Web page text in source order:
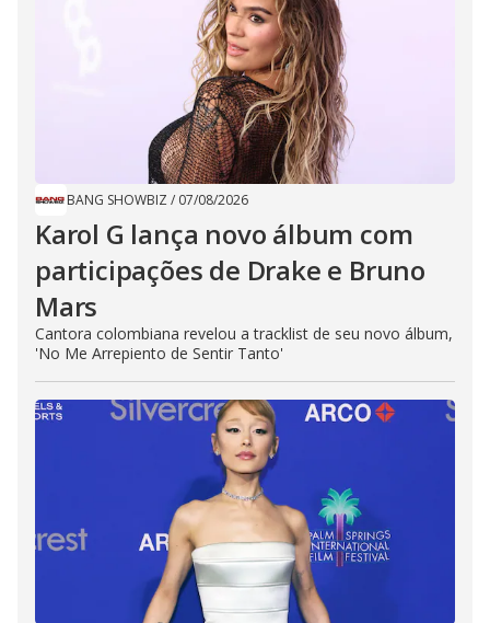
BANG SHOWBIZ / 07/08/2026
Karol G lança novo álbum com
participações de Drake e Bruno
Mars
Cantora colombiana revelou a ​tracklist de seu novo álbum,
'No Me Arrepiento de Sentir Tanto'